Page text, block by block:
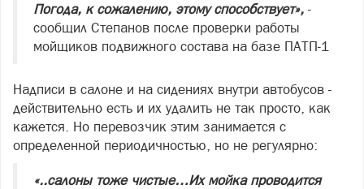
Погода, к сожалению, этому способствует», -
сообщил Степанов после проверки работы
мойщиков подвижного состава на базе ПАТП-1
Надписи в салоне и на сидениях внутри автобусов -
действительно есть и их удалить не так просто, как
кажется. Но перевозчик этим занимается с
определенной периодичностью, но не регулярно:
«..салоны тоже чистые…Их мойка проводится